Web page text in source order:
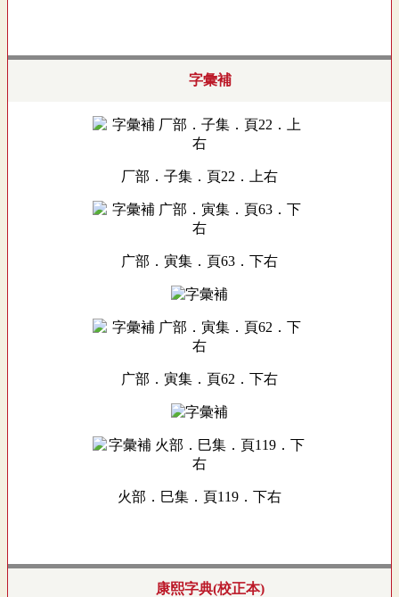
字彙補
厂部．子集．頁22．上右
广部．寅集．頁63．下右
广部．寅集．頁62．下右
火部．巳集．頁119．下右
康熙字典(校正本)